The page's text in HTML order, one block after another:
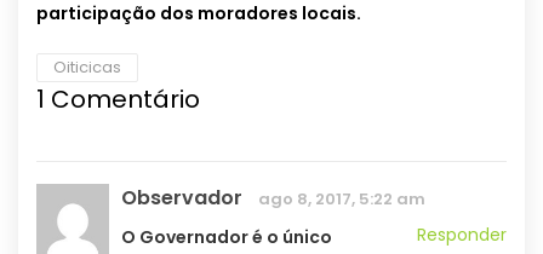
participação dos moradores locais.
Oiticicas
1 Comentário
Observador ago 8, 2017, 5:22 am
Responder
O Governador é o único